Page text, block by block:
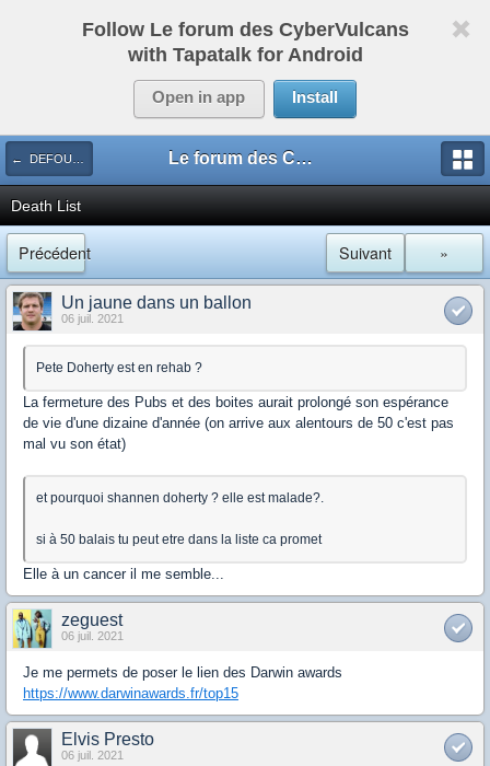
Follow Le forum des CyberVulcans
with Tapatalk for Android
Open in app Install
← DEFOULOIR Le forum des CyberVulcans
Death List
Précédent »
Suivant
Un jaune dans un ballon
06 juil. 2021
Pete Doherty est en rehab ?
La fermeture des Pubs et des boites aurait prolongé son espérance
de vie d'une dizaine d'année (on arrive aux alentours de 50 c'est pas
mal vu son état)
et pourquoi shannen doherty ? elle est malade?.
si à 50 balais tu peut etre dans la liste ca promet
Elle à un cancer il me semble...
zeguest
06 juil. 2021
Je me permets de poser le lien des Darwin awards
https://www.darwinawards.fr/top15
Elvis Presto
06 juil. 2021